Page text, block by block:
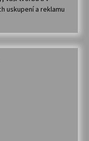
uskupení a reklamu